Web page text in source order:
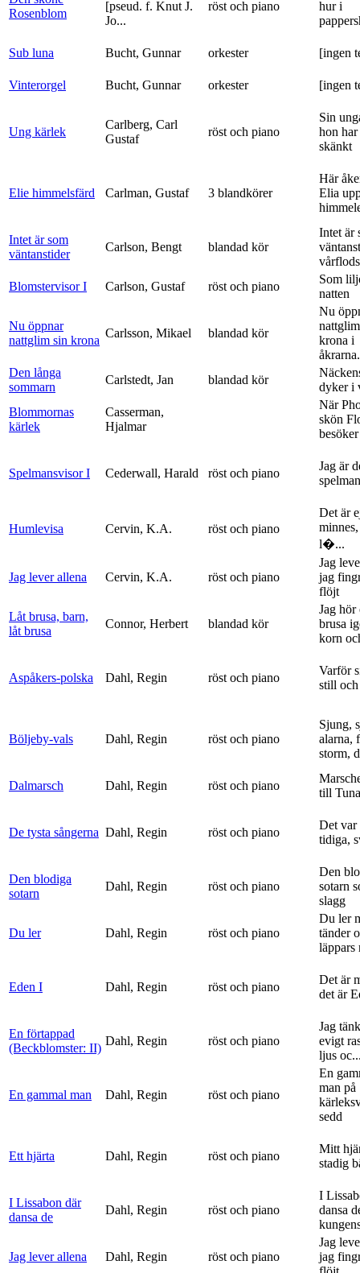
Rosenblom
[pseud. f. Knut J.
Jo...
röst och piano
hur i
Sub luna Bucht, Gunnar orkester [ingen
Vinterorgel Bucht, Gunnar orkester [ingen
Ung kärlek
Carlberg, Carl
Gustaf
röst och piano
Sin
hon
skänkt
Elie himmelsfärd Carlman, Gustaf 3 blandkörer
Här
Elia
Intet är som
väntanstider
Carlson, Bengt blandad kör
Intet är
Blomstervisor I
Carlson, Gustaf röst och piano
Som
natten
Nu öppnar
nattglim sin krona
Carlsson, Mikael blandad kör
Nu
krona i
Den långa
sommarn
Carlstedt, Jan blandad kör
dyker i
Blommornas
kärlek
Casserman,
Hjalmar
När
skön
besöker
Spelmansvisor I Cederwall, Harald röst och piano
Jag är
spelman
Humlevisa Cervin, K.A. röst och piano
Det är
l�...
Jag lever allena Cervin, K.A. röst och piano
Jag
jag
flöjt
Låt brusa, barn,
låt brusa
Connor, Herbert blandad kör
Jag hör
brusa
korn
Aspåkers-polska Dahl, Regin röst och piano
Varför
still
Böljeby-vals Dahl, Regin röst och piano
Sjung,
alarna,
storm,
Dalmarsch Dahl, Regin röst och piano
till Tuna
De tysta sångerna Dahl, Regin röst och piano
Det var
tidiga,
Den blodiga
sotarn
Dahl, Regin röst och piano
Den
sotarn
slagg
Du ler Dahl, Regin röst och piano
Du ler
tänder
läppars
Eden I Dahl, Regin röst och piano
Det är
det är
En förtappad
(Beckblomster: II)
Dahl, Regin röst och piano
Jag
evigt
ljus
En gammal man Dahl, Regin röst och piano
En
man på
sedd
Ett hjärta Dahl, Regin röst och piano
Mitt
stadig
I Lissabon där
dansa de
Dahl, Regin röst och piano
I
dansa
Jag lever allena Dahl, Regin röst och piano
Jag
jag